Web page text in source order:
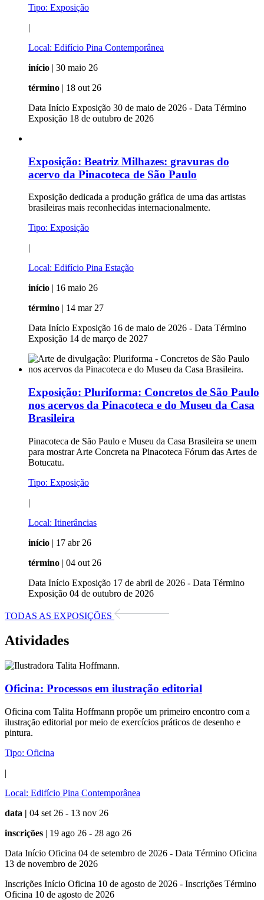
Tipo: Exposição
|
Local: Edifício Pina Contemporânea
início | 30 maio 26
término | 18 out 26
Data Início Exposição 30 de maio de 2026 - Data Término
Exposição 18 de outubro de 2026
Exposição: Beatriz Milhazes: gravuras do
acervo da Pinacoteca de São Paulo
Exposição dedicada a produção gráfica de uma das artistas
brasileiras mais reconhecidas internacionalmente.
Tipo: Exposição
|
Local: Edifício Pina Estação
início | 16 maio 26
término | 14 mar 27
Data Início Exposição 16 de maio de 2026 - Data Término
Exposição 14 de março de 2027
Exposição: Pluriforma: Concretos de São Paulo
nos acervos da Pinacoteca e do Museu da Casa
Brasileira
Pinacoteca de São Paulo e Museu da Casa Brasileira se unem
para mostrar Arte Concreta na Pinacoteca Fórum das Artes de
Botucatu.
Tipo: Exposição
|
Local: Itinerâncias
início | 17 abr 26
término | 04 out 26
Data Início Exposição 17 de abril de 2026 - Data Término
Exposição 04 de outubro de 2026
TODAS AS EXPOSIÇÕES
Atividades
Oficina: Processos em ilustração editorial
Oficina com Talita Hoffmann propõe um primeiro encontro com a
ilustração editorial por meio de exercícios práticos de desenho e
pintura.
Tipo: Oficina
|
Local: Edifício Pina Contemporânea
data | 04 set 26 - 13 nov 26
inscrições | 19 ago 26 - 28 ago 26
Data Início Oficina 04 de setembro de 2026 - Data Término Oficina
13 de novembro de 2026
Inscrições Início Oficina 10 de agosto de 2026 - Inscrições Término
Oficina 10 de agosto de 2026